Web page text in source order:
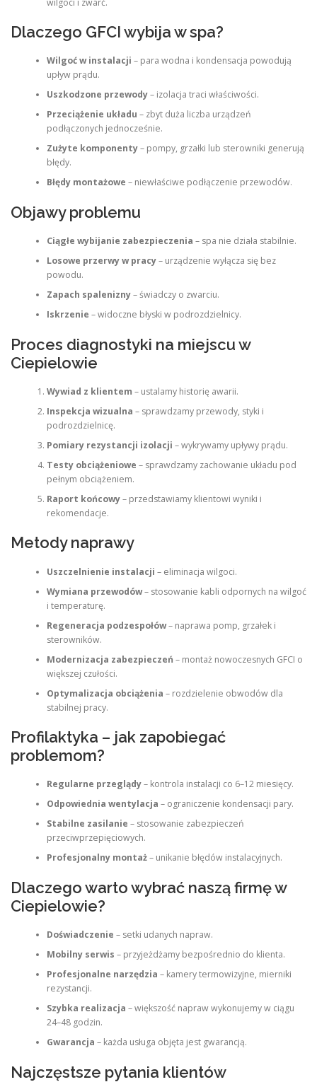
Dlaczego GFCI wybija w spa?
Wilgoć w instalacji – para wodna i kondensacja powodują
upływ prądu.
Uszkodzone przewody– izolacja traci właściwości.
Przeciążenie układu – zbyt duża liczba urządzeń
podłączonych jednocześnie.
Zużyte komponenty– pompy, grzałki lub sterowniki generują
błędy.
Błędy montażowe – niewłaściwe podłączenie przewodów.
Objawy problemu
Ciągłe wybijanie zabezpieczenia – spa nie działa stabilnie.
Losowe przerwy w pracy– urządzenie wyłącza się bez
powodu.
Zapach spalenizny– świadczy o zwarciu.
Iskrzenie – widoczne błyski w podrozdzielnicy.
Proces diagnostyki na miejscu w
Ciepielowie
Wywiad z klientem – ustalamy historię awarii.
Inspekcja wizualna – sprawdzamy przewody, styki i
podrozdzielnicę.
Pomiary rezystancji izolacji – wykrywamy upływy prądu.
Testy obciążeniowe – sprawdzamy zachowanie układu pod
pełnym obciążeniem.
Raport końcowy– przedstawiamy klientowi wyniki i
rekomendacje.
Metody naprawy
Uszczelnienie instalacji – eliminacja wilgoci.
Wymiana przewodów– stosowanie kabli odpornych na wilgoć
i temperaturę.
Regeneracja podzespołów– naprawa pomp, grzałek i
sterowników.
Modernizacja zabezpieczeń – montaż nowoczesnych GFCI o
większej czułości.
Optymalizacja obciążenia – rozdzielenie obwodów dla
stabilnej pracy.
Profilaktyka – jak zapobiegać
problemom?
Regularne przeglądy– kontrola instalacji co 6–12 miesięcy.
Odpowiednia wentylacja – ograniczenie kondensacji pary.
Stabilne zasilanie – stosowanie zabezpieczeń
przeciwprzepięciowych.
Profesjonalny montaż– unikanie błędów instalacyjnych.
Dlaczego warto wybrać naszą firmę w
Ciepielowie?
Doświadczenie – setki udanych napraw.
Mobilny serwis – przyjeżdżamy bezpośrednio do klienta.
Profesjonalne narzędzia – kamery termowizyjne, mierniki
rezystancji.
Szybka realizacja – większość napraw wykonujemy w ciągu
24–48 godzin.
Gwarancja – każda usługa objęta jest gwarancją.
Najczęstsze pytania klientów